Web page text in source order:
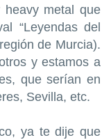
metal que
“Leyendas del
de Murcia).
y estamos a
que serían en
Sevilla, etc.
ya te dije que